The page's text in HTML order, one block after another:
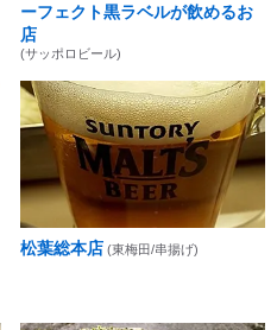
ーフェクト黒ラベルが飲めるお
店
(サッポロビール)
松葉総本店 (東梅田/串揚げ)